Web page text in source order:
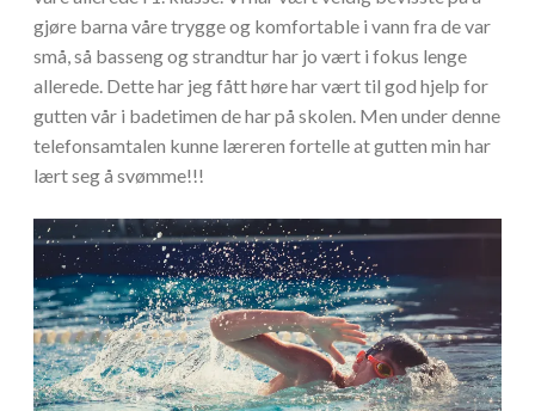
gjøre barna våre trygge og komfortable i vann fra de var
små, så basseng og strandtur har jo vært i fokus lenge
allerede. Dette har jeg fått høre har vært til god hjelp for
gutten vår i badetimen de har på skolen. Men under denne
telefonsamtalen kunne læreren fortelle at gutten min har
lært seg å svømme!!!